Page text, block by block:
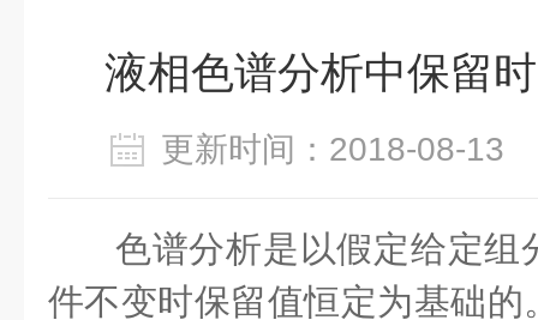
液相色谱分析中保留
更新时间：2018-08-
色谱分析是以假定给定组
件不变时保留值恒定为基础